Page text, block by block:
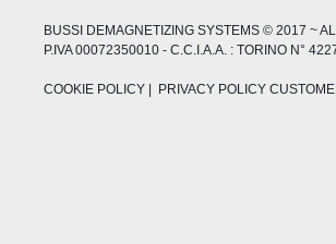
BUSSI DEMAGNETIZING SYSTEMS © 2017 ~
P.IVA 00072350010 - C.C.I.A.A. : TORINO N°
COOKIE POLICY | PRIVACY POLICY